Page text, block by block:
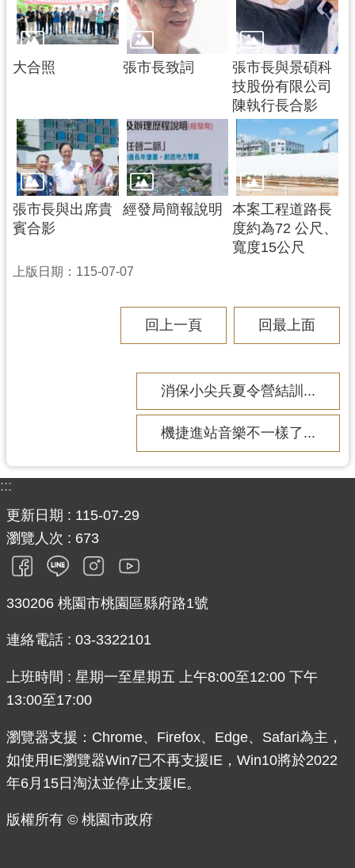
大合照 張市長致詞
張市長與景碩科
技股份有限公司
陳執行長合影
張市長與出席貴
賓合影
經發局簡報說明
本案工程道路長
度約為72 公尺、
寬度15公尺
上版日期：115-07-07
回上一頁 回最上面
消保小尖兵夏令營結訓...
機捷進站音樂不一樣了...
:::
更新日期
115-07-29
瀏覽人次
673
330206 桃園市桃園區縣府路1號
連絡電話 : 03-3322101
上班時間 : 星期一至星期五 上午8:00至12:00 下午
13:00至17:00
瀏覽器支援：Chrome、Firefox、Edge、Safari為主，
如使用IE瀏覽器Win7已不再支援IE，Win10將於2022
年6月15日淘汰並停止支援IE。
版權所有 © 桃園市政府